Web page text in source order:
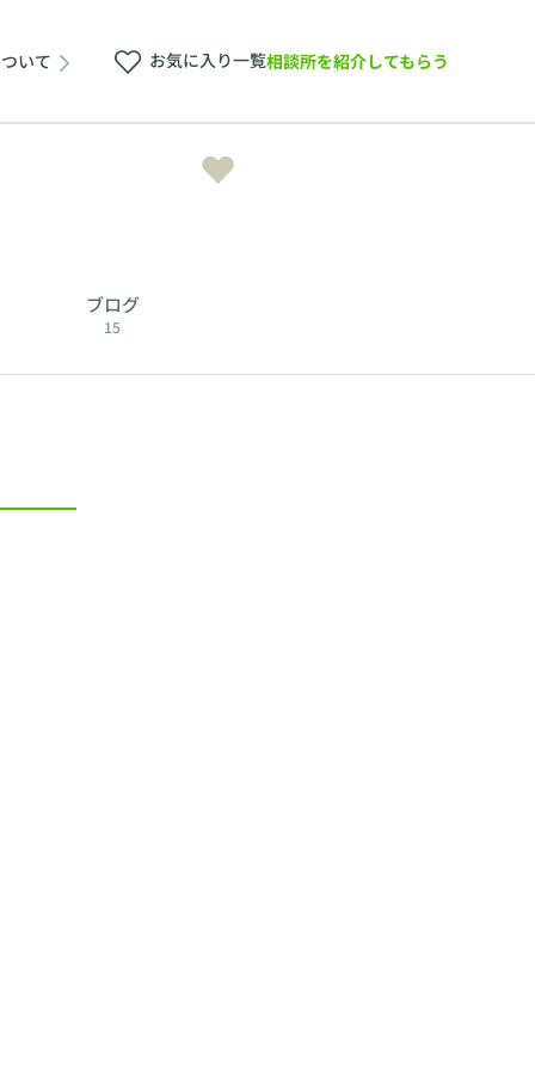
いて お気に入り一覧相談所を紹介してもらう
ブログ
15